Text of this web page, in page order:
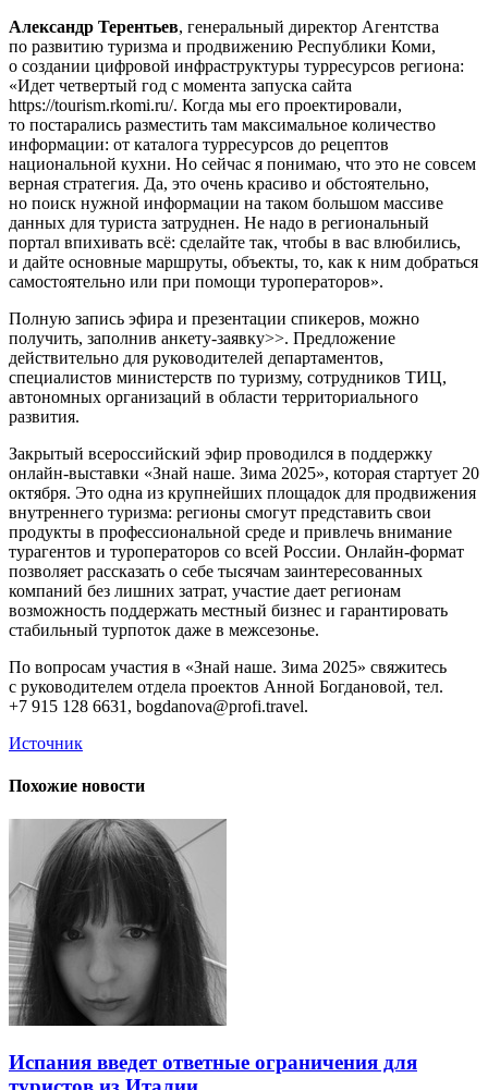
Александр Терентьев, генеральный директор Агентства
по развитию туризма и продвижению Республики Коми,
о создании цифровой инфраструктуры турресурсов региона:
«Идет четвертый год с момента запуска сайта
https://tourism.rkomi.ru/. Когда мы его проектировали,
то постарались разместить там максимальное количество
информации: от каталога турресурсов до рецептов
национальной кухни. Но сейчас я понимаю, что это не совсем
верная стратегия. Да, это очень красиво и обстоятельно,
но поиск нужной информации на таком большом массиве
данных для туриста затруднен. Не надо в региональный
портал впихивать всё: сделайте так, чтобы в вас влюбились,
и дайте основные маршруты, объекты, то, как к ним добраться
самостоятельно или при помощи туроператоров».
Полную запись эфира и презентации спикеров, можно
получить, заполнив анкету-заявку>>. Предложение
действительно для руководителей департаментов,
специалистов министерств по туризму, сотрудников ТИЦ,
автономных организаций в области территориального
развития.
Закрытый всероссийский эфир проводился в поддержку
онлайн-выставки «Знай наше. Зима 2025», которая стартует 20
октября. Это одна из крупнейших площадок для продвижения
внутреннего туризма: регионы смогут представить свои
продукты в профессиональной среде и привлечь внимание
турагентов и туроператоров со всей России. Онлайн-формат
позволяет рассказать о себе тысячам заинтересованных
компаний без лишних затрат, участие дает регионам
возможность поддержать местный бизнес и гарантировать
стабильный турпоток даже в межсезонье.
По вопросам участия в «Знай наше. Зима 2025» свяжитесь
с руководителем отдела проектов Анной Богдановой, тел.
+7 915 128 6631, bogdanova@profi.travel.
Источник
Похожие новости
Испания введет ответные ограничения для